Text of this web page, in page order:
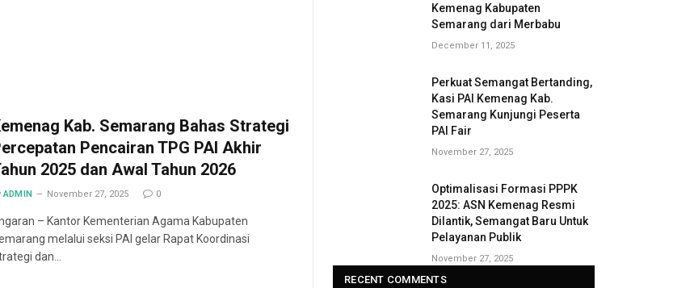
Kab. Semarang Bahas Strategi
Pencairan TPG PAI Akhir
2025 dan Awal Tahun 2026
ADMIN November 27, 2025 0
– Kantor Kementerian Agama Kabupaten
melalui seksi PAI gelar Rapat Koordinasi
dan…
Kemenag Kabupaten
Semarang dari Merbabu
December 11, 2025
Perkuat Semangat Bertanding,
Kasi PAI Kemenag Kab.
Semarang Kunjungi Peserta
PAI Fair
November 27, 2025
Optimalisasi Formasi PPPK
2025: ASN Kemenag Resmi
Dilantik, Semangat Baru Untuk
Pelayanan Publik
November 27, 2025
RECENT COMMENTS